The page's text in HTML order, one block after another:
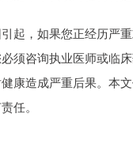
起，如果您正经历严
须咨询执业医师或临
康造成严重后果。本
任。